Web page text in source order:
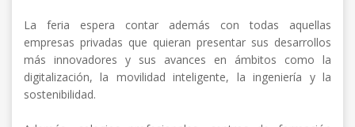
La feria espera contar además con todas aquellas
empresas privadas que quieran presentar sus desarrollos
más innovadores y sus avances en ámbitos como la
digitalización, la movilidad inteligente, la ingeniería y la
sostenibilidad.